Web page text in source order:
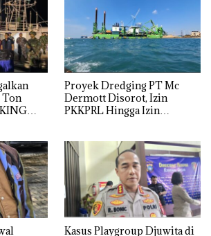
Ton
Proyek Dredging PT Mc
Dermott Disorot, Izin
PKKPRL Hingga Izin
Kasus Playgroup Djuwita di